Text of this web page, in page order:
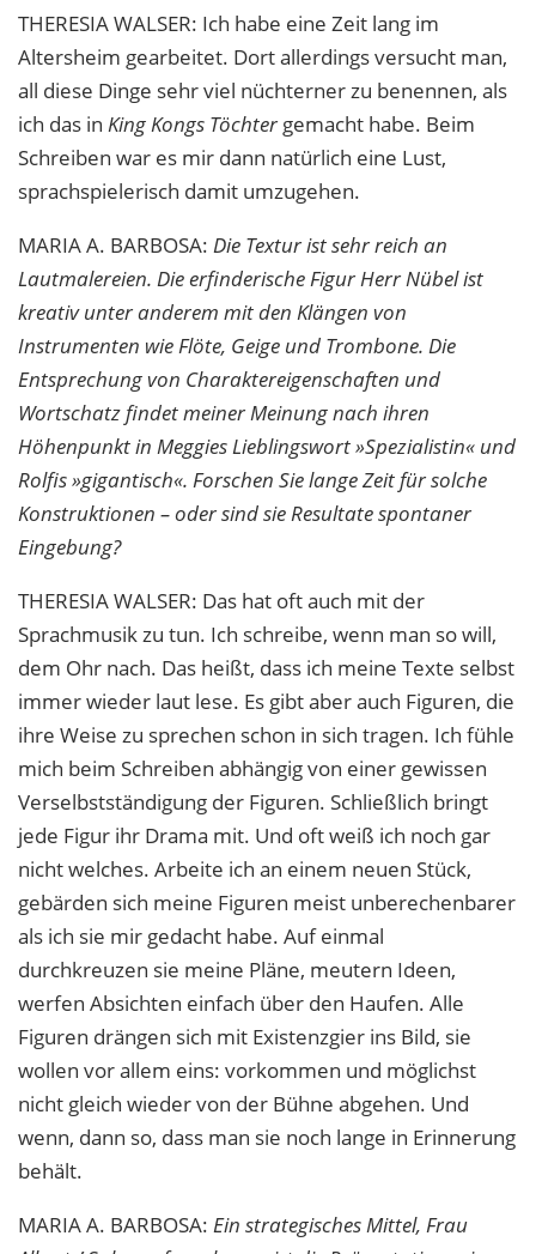
THERESIAWALSER: Ich habe eine Zeit lang im
Altersheim gearbeitet. Dort allerdings versucht man,
all diese Dinge sehr viel nüchterner zu benennen, als
ich das in King Kongs Töchtergemacht habe. Beim
Schreiben war es mir dann natürlich eine Lust,
sprachspielerisch damit umzugehen.
MARIAA. BARBOSA: Die Textur ist sehr reich an
Lautmalereien. Die erfinderische Figur Herr Nübel ist
kreativ unter anderem mit den Klängen von
Instrumenten wie Flöte, Geige und Trombone. Die
Entsprechung von Charaktereigenschaften und
Wortschatz findet meiner Meinung nach ihren
Höhenpunkt in Meggies Lieblingswort »Spezialistin« und
Rolfis »gigantisch«. Forschen Sie lange Zeit für solche
Konstruktionen – oder sind sie Resultate spontaner
Eingebung?
THERESIAWALSER: Das hat oft auch mit der
Sprachmusik zu tun. Ich schreibe, wenn man so will,
dem Ohr nach. Das heißt, dass ich meine Texte selbst
immer wieder laut lese. Es gibt aber auch Figuren, die
ihre Weise zu sprechen schon in sich tragen. Ich fühle
mich beim Schreiben abhängig von einer gewissen
Verselbstständigung der Figuren. Schließlich bringt
jede Figur ihr Drama mit. Und oft weiß ich noch gar
nicht welches. Arbeite ich an einem neuen Stück,
gebärden sich meine Figuren meist unberechenbarer
als ich sie mir gedacht habe. Auf einmal
durchkreuzen sie meine Pläne, meutern Ideen,
werfen Absichten einfach über den Haufen. Alle
Figuren drängen sich mit Existenzgier ins Bild, sie
wollen vor allem eins: vorkommen und möglichst
nicht gleich wieder von der Bühne abgehen. Und
wenn, dann so, dass man sie noch lange in Erinnerung
behält.
MARIAA. BARBOSA: Ein strategisches Mittel, Frau